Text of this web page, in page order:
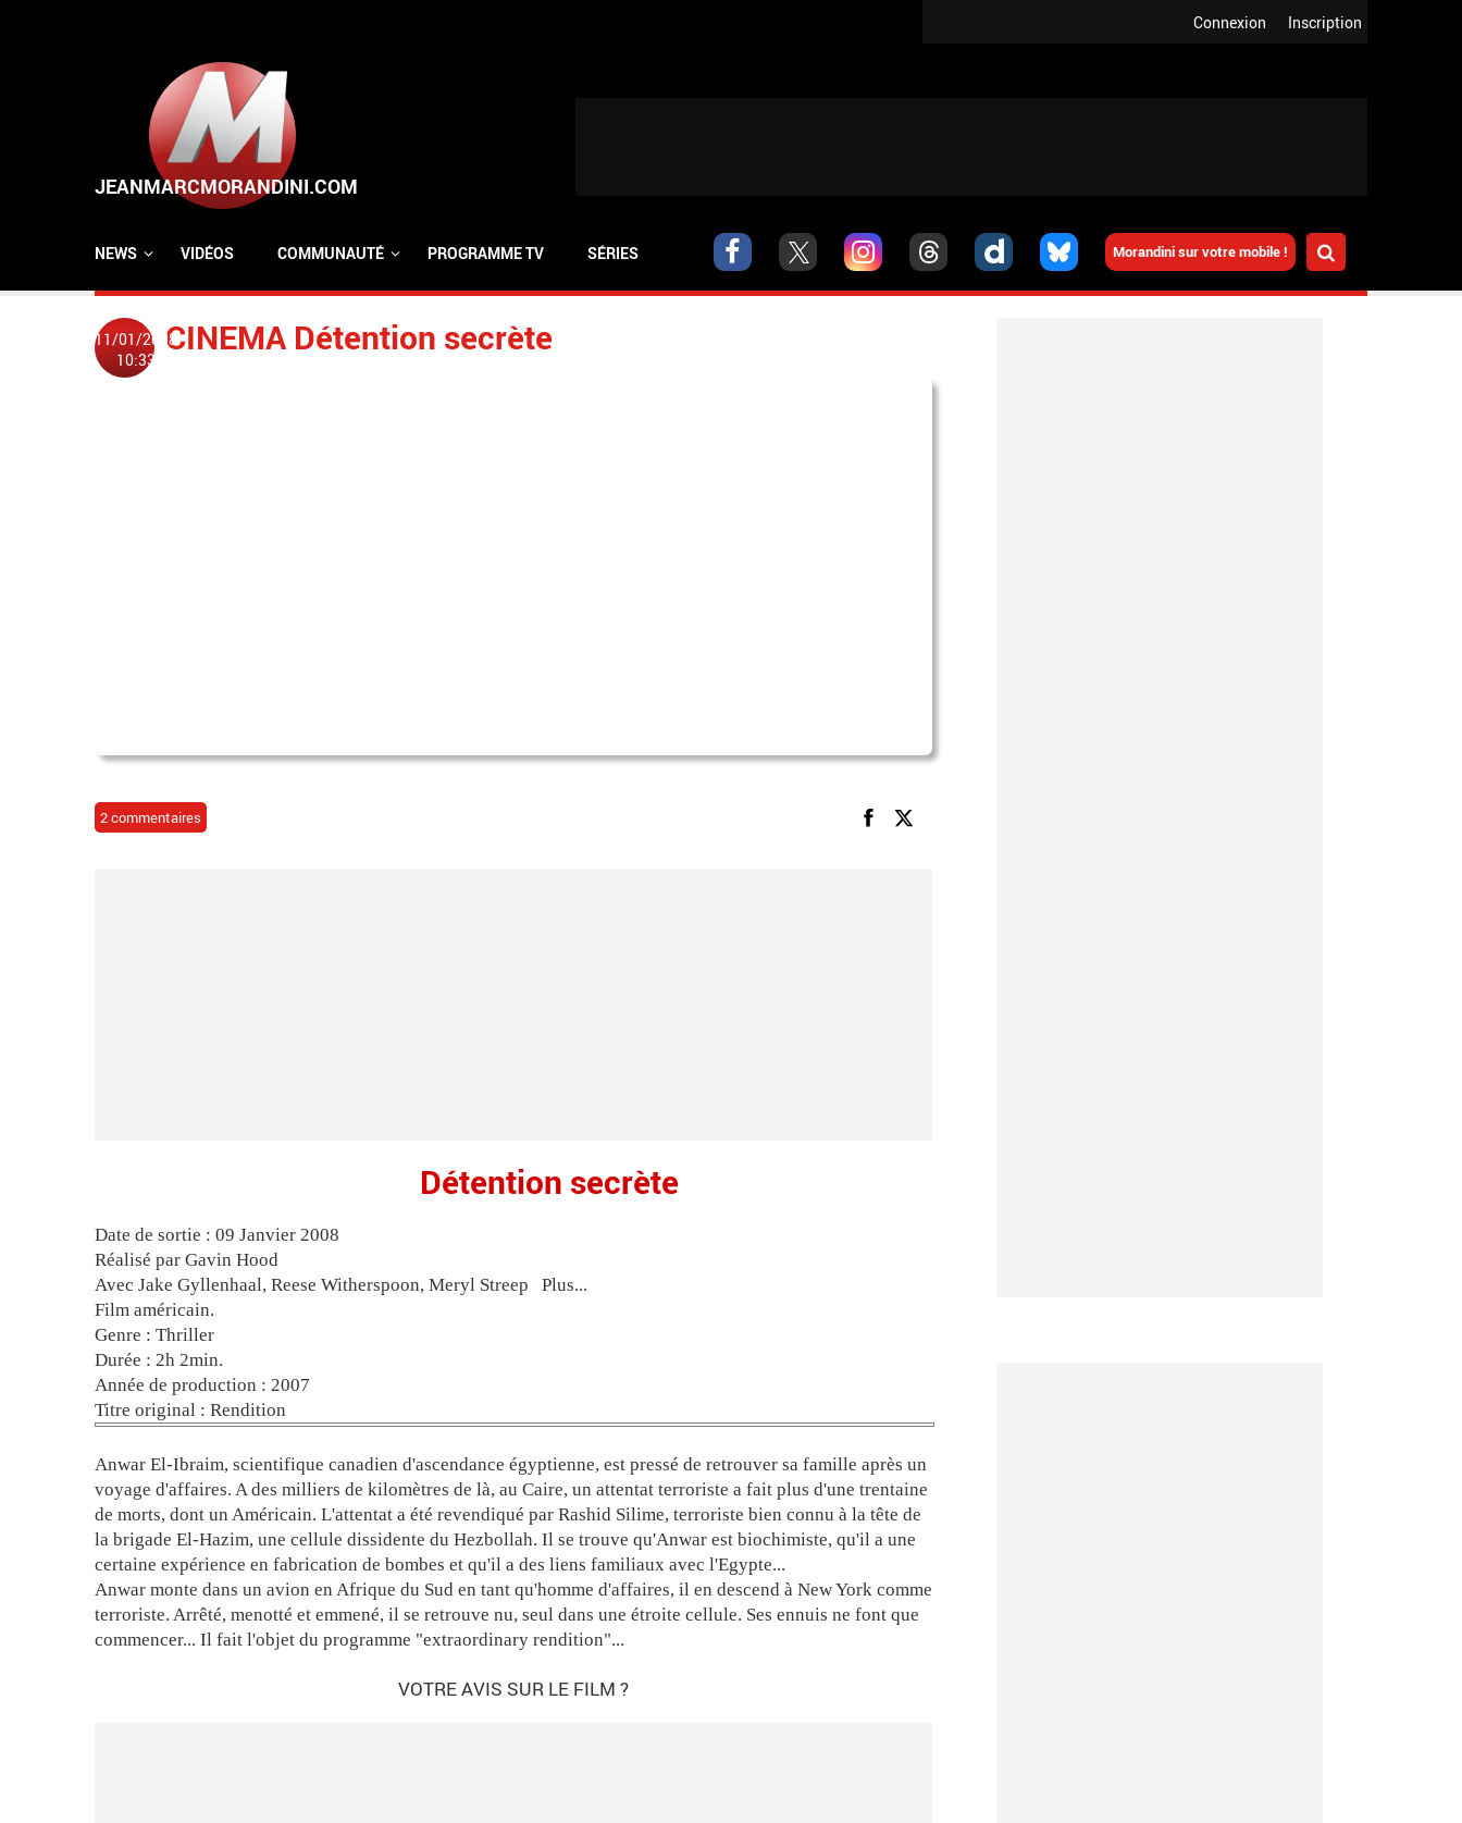
Inscription
Connexion
Morandini sur votre mobile !
NEWS VIDÉOS COMMUNAUTÉ PROGRAMME TV SÉRIES
11/01/2008
10:33
CINEMA Détention secrète
2 commentaires
Détention secrète
Date de sortie : 09 Janvier 2008
Réalisé par Gavin Hood
Avec Jake Gyllenhaal, Reese Witherspoon, Meryl Streep Plus...
Film américain.
Genre : Thriller
Durée : 2h 2min.
Année de production : 2007
Titre original : Rendition
Anwar El-Ibraim, scientifique canadien d'ascendance égyptienne, est pressé de retrouver sa famille après un
voyage d'affaires. A des milliers de kilomètres de là, au Caire, un attentat terroriste a fait plus d'une trentaine
de morts, dont un Américain. L'attentat a été revendiqué par Rashid Silime, terroriste bien connu à la tête de
la brigade El-Hazim, une cellule dissidente du Hezbollah. Il se trouve qu'Anwar est biochimiste, qu'il a une
certaine expérience en fabrication de bombes et qu'il a des liens familiaux avec l'Egypte...
Anwar monte dans un avion en Afrique du Sud en tant qu'homme d'affaires, il en descend à New York comme
terroriste. Arrêté, menotté et emmené, il se retrouve nu, seul dans une étroite cellule. Ses ennuis ne font que
commencer... Il fait l'objet du programme "extraordinary rendition"...
VOTRE AVIS SUR LE FILM ?